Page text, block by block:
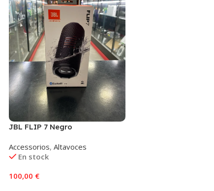
JBL FLIP 7 Negro
Accessorios, Altavoces
En stock
100,00 €